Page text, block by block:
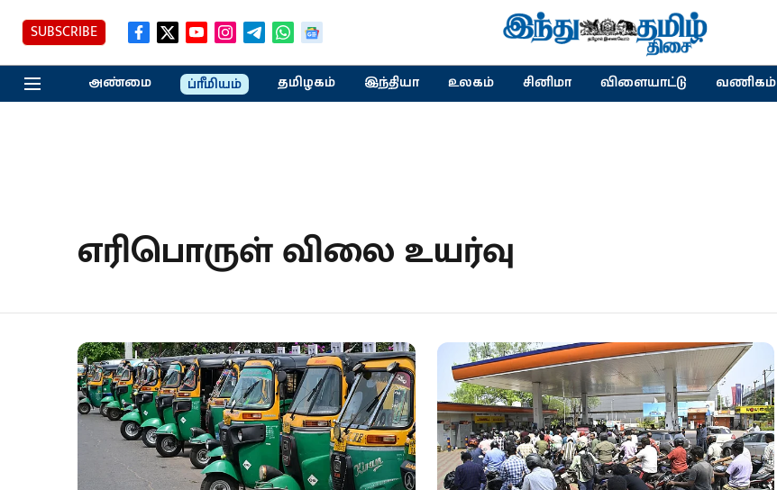
SUBSCRIBE
அண்மை ப்ரீமியம் தமிழகம் இந்தியா உலகம் சினிமா விளையாட்டு வணிகம்
எரிபொருள் விலை உயர்வு